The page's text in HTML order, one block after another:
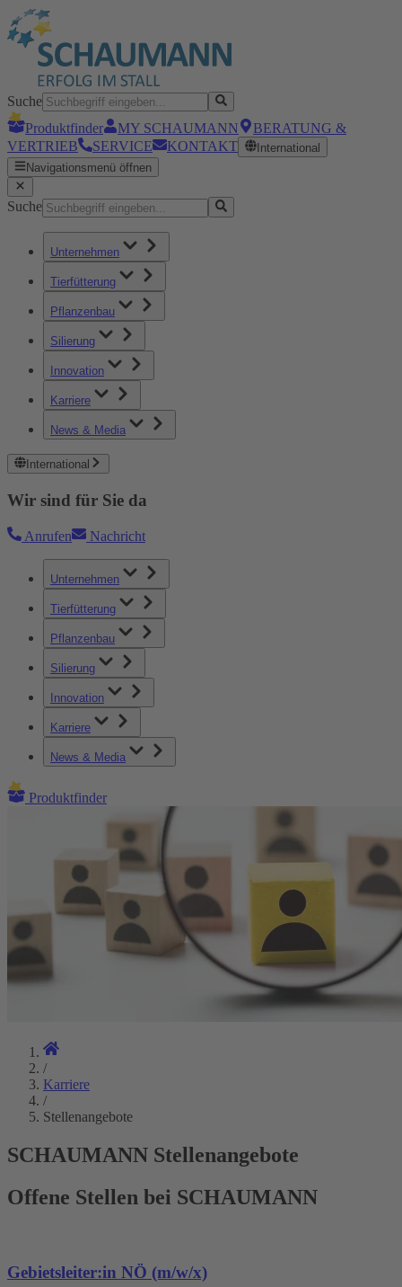
Suche
Produktfinder
MY SCHAUMANN
BERATUNG &
VERTRIEB
SERVICE KONTAKT
International
Navigationsmenü öffnen
Suche
Unternehmen
Tierfütterung
Pflanzenbau
Silierung
Innovation
Karriere
News & Media
International
Wir sind für Sie da
Anrufen Nachricht
Unternehmen
Tierfütterung
Pflanzenbau
Silierung
Innovation
Karriere
News & Media
Produktfinder
/
Karriere
/
Stellenangebote
SCHAUMANN Stellenangebote
Offene Stellen bei SCHAUMANN
Gebietsleiter:in NÖ (m/w/x)